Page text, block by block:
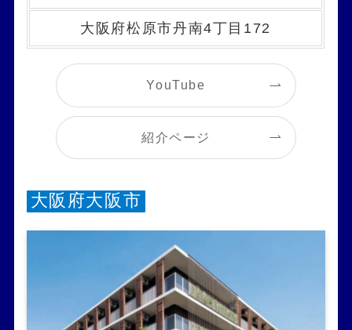
大阪府松原市丹南4丁目172
YouTube
紹介ページ
大阪府大阪市